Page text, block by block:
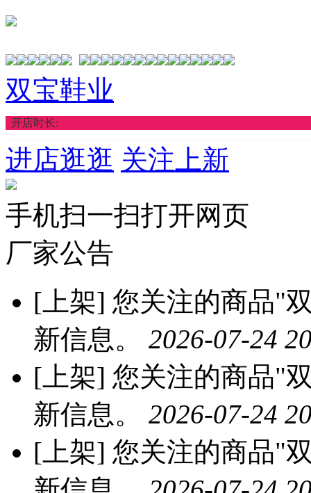
双宝鞋业
开店时长:
进店逛逛 关注上新
手机扫一扫打开网页
厂家公告
[上架] 您关注的商品"
新信息。 2026-07-24
[上架] 您关注的商品"
新信息。 2026-07-24
[上架] 您关注的商品"